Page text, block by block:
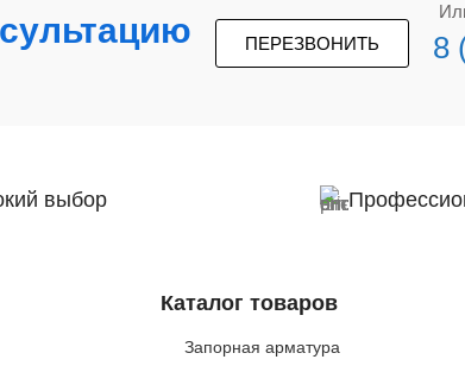
ПЕРЕЗВОНИТЬ 8
выбор
Каталог товаров
Запорная арматура